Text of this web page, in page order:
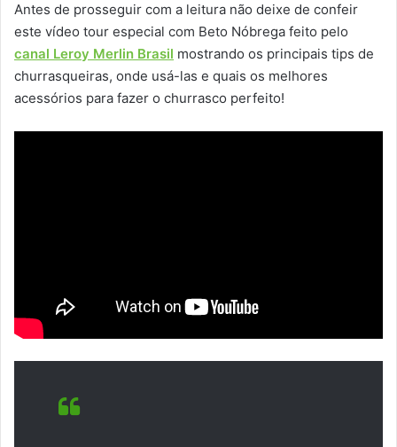
Antes de prosseguir com a leitura não deixe de confeir
este vídeo tour especial com Beto Nóbrega feito pelo
canal Leroy Merlin Brasil mostrando os principais tips de
churrasqueiras, onde usá-las e quais os melhores
acessórios para fazer o churrasco perfeito!